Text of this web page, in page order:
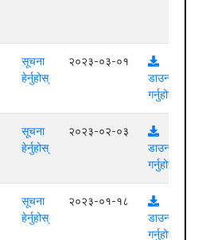
सूचना
हेर्नुहोस्
२०२३-०३-०१
डाउनलोड
गर्नुहोस्
सूचना
हेर्नुहोस्
२०२३-०२-०३
डाउनलोड
गर्नुहोस्
सूचना
हेर्नुहोस्
२०२३-०१-१८
डाउनलोड
गर्नुहोस्